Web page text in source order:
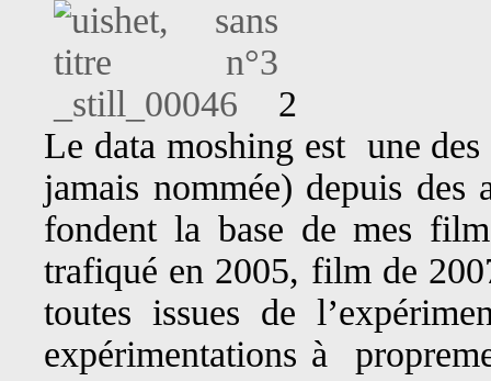
2
Le data moshing est une
jamais nommée) depuis des
fondent la base de mes
trafiqué en 2005, film de
toutes issues de
expérimentations à